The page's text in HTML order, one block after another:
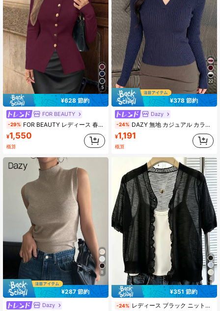
4.88 3M フォロワー
4.88 3M フォロワー
5
¥628 節約
FOR BEAUTY
-29% FOR BEAUTY レディース 春秋冬 無地 ニット ラウンドネック 長袖 メタルボタン カーディガン、カジュアル エレガント 通勤 レディースカーディガン 秋
¥1,550
概算
8
¥287 節約
Dazy
#2 ベストセラー
22
¥378 節約
Dazy
-24% DAZY 無地 カジュアル カラー付き スリムフィット セーター、秋冬、レディース春秋 カジュアル 長袖スリムフィット ネイビー ビスコース 袖口リブ ベーシックトップス レディースセーター ニットトップス
¥1,191
概算
4
¥351 節約
-24% レディース ブラック ニットトップス フリルトリム付き、薄手 ルーズ スラウチ シングルブレスト UVカットトップス、透かし編み 通気性、アウトドア アームカバー 夏用